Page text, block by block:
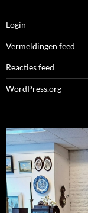
Login
Vermeldingen feed
Reacties feed
WordPress.org